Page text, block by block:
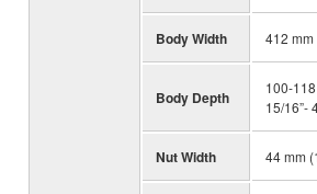
Body Width 412 mm
Body Depth
100-
15/16”-
Nut Width 44 mm